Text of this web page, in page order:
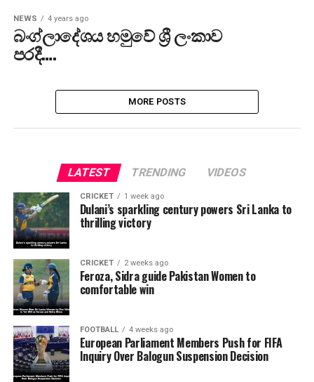
NEWS 4 years ago
බංග්ලාදේශය හමුවේ ශ්‍රී ලංකාව
පරදී….
MORE POSTS
LATEST TRENDING VIDEOS
CRICKET 1 week ago
Dulani’s sparkling century powers Sri Lanka to
thrilling victory
CRICKET 2 weeks ago
Feroza, Sidra guide Pakistan Women to
comfortable win
FOOTBALL 4 weeks ago
European Parliament Members Push for FIFA
Inquiry Over Balogun Suspension Decision